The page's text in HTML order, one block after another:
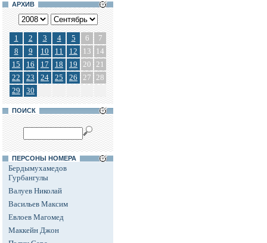
АРХИВ
1 2 3 4 5 6
7
8
9 10 11 12 13
14
15
16 17 18 19 20 21
22
23 24 25 26 27 28
29
30
ПОИСК
ПЕРСОНЫ НОМЕРА
Бердымухамедов
Гурбангулы
Валуев Николай
Васильев Максим
Евлоев Магомед
Маккейн Джон